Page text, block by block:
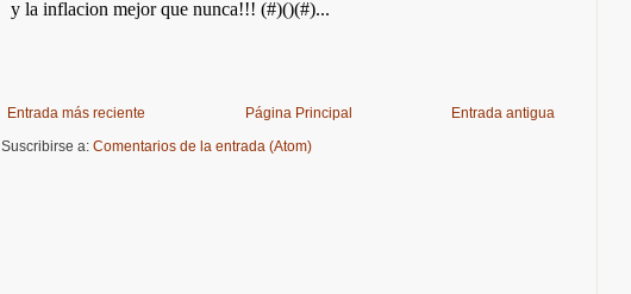
Entrada más reciente Entrada antigua
Página Principal
Suscribirse a: Comentarios de la entrada (Atom)